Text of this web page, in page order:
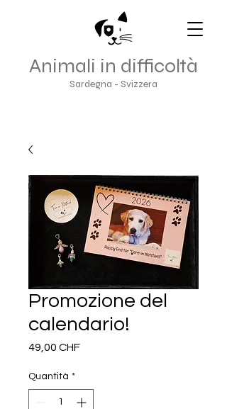
Animali in difficoltà
Sardegna - Svizzera
Promozione del
calendario!
49,00 CHFPrezzo
Quantità *